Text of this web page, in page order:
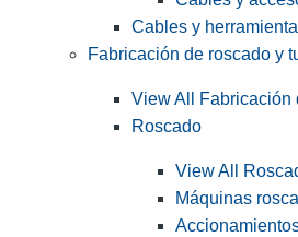
Cables y
Fabricación de roscado y
View All Fabricación
Roscado
View All
Máquinas